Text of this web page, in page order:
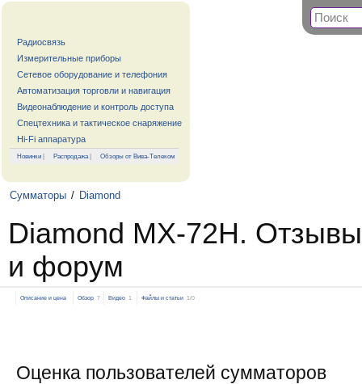
Радиосвязь
Измерительные приборы
Сетевое оборудование и телефония
Автоматизация торговли и навигация
Видеонаблюдение и контроль доступа
Спецтехника и тактическое снаряжение
Hi-Fi аппаратура
Новинки | Распродажа| Обзоры от Вива-Телеком
Сумматоры / Diamond
Diamond MX-72H. Отзывы
и форум
Описание и цена Обзор 7 Видео 1 Файлы и статьи 1/0
Оценка пользователей сумматоров